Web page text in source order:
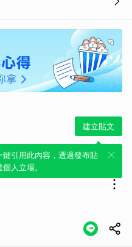
建立貼文
鍵引用此內容，透過發布貼
人立場。